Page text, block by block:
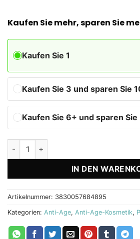
Kaufen Sie mehr, sparen Sie
Kaufen Sie 1
Kaufen Sie 3 und sparen Sie
Kaufen Sie 6+ und sparen Sie
Gua Sha + Roller - Massage-Set
IN DEN
Artikelnummer: 3830057684895
Kategorien: Anti-Age, Anti-Age-Kosmetik,